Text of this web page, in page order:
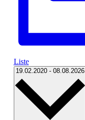
Liste
19.02.2020 - 08.08.2026